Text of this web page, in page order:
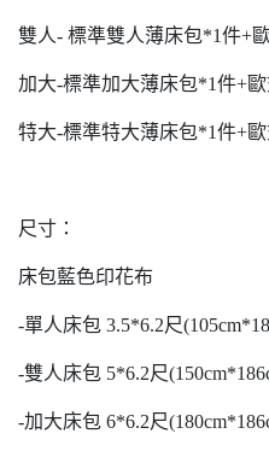
雙人- 標準雙人薄床包*1件+
加大-標準加大薄床包*1件+
特大-標準特大薄床包*1件+
尺寸：
床包藍色印花布
-單人床包 3.5*6.2尺
-雙人床包 5*6.2尺
-加大床包 6*6.2尺